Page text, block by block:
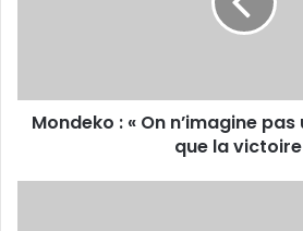
scénario
queMondeko : « On n’imagine
que la victoire